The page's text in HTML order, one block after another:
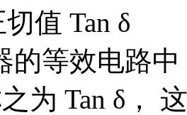
值 Tan δ
等效电路中
为 Tan δ，